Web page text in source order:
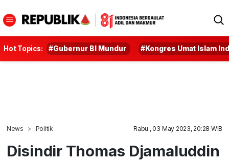
Hot Topics: #Gubernur BI Mundur #Kongres Umat Islam
News Politik Rabu , 03 May 2023, 20:28 WIB
Disindir Thomas Djamaluddin